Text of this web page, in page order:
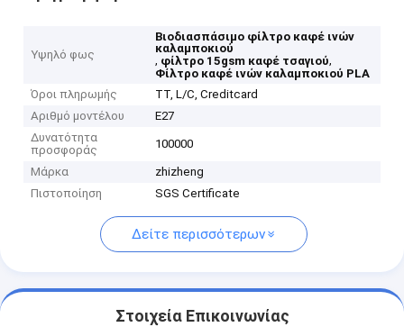
Υψηλό φως
Βιοδιασπάσιμο φίλτρο καφέ ινών
καλαμποκιού
, φίλτρο 15gsm καφέ τσαγιού,
Φίλτρο καφέ ινών καλαμποκιού PLA
Όροι πληρωμής
TT, L/C, Creditcard
Αριθμό μοντέλου
E27
Δυνατότητα
προσφοράς
100000
Μάρκα
zhizheng
Πιστοποίηση
SGS Certificate
Δείτε περισσότερων
Στοιχεία Επικοινωνίας